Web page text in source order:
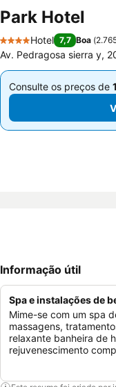
Park Hotel
4 Estrelas
Hotel 7,7 Boa (
Av. Pedragosa sierra y,
Consulte os preços de
De
Consulte os preços de
De
€ 59
Informação útil
Spa e instalações de
Mime-se com um spa
massagens,
relaxante banheira de
rejuvenescimento